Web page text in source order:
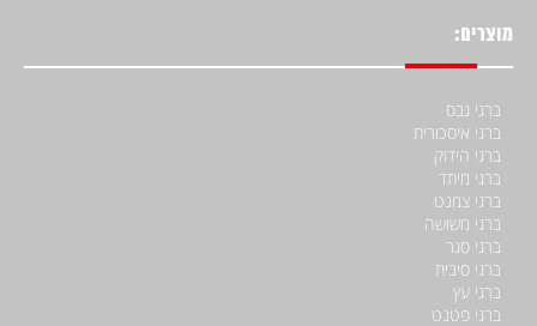
מוצרים:
ברגי גבס
ברגי איסכורית
ברגי הידוק
ברגי מיתד
ברגי צמנט
ברגי משושה
ברגי סגר
ברגי סיבית
ברגי עץ
ברגי פטנט